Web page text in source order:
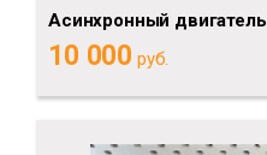
Асинхронный двигатель
10 000 руб.